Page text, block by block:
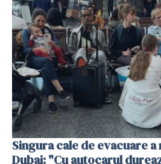
Singura cale de evacuare
Dubai: "Cu autocarul